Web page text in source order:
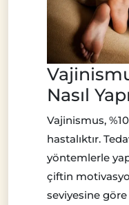
Nasıl
Vajinismus,
hastalıktır.
yöntemlerle
çiftin
seviyesine